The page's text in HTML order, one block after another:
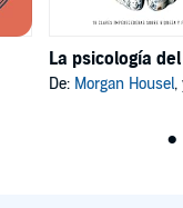
La psicología
De: Morgan Housel,